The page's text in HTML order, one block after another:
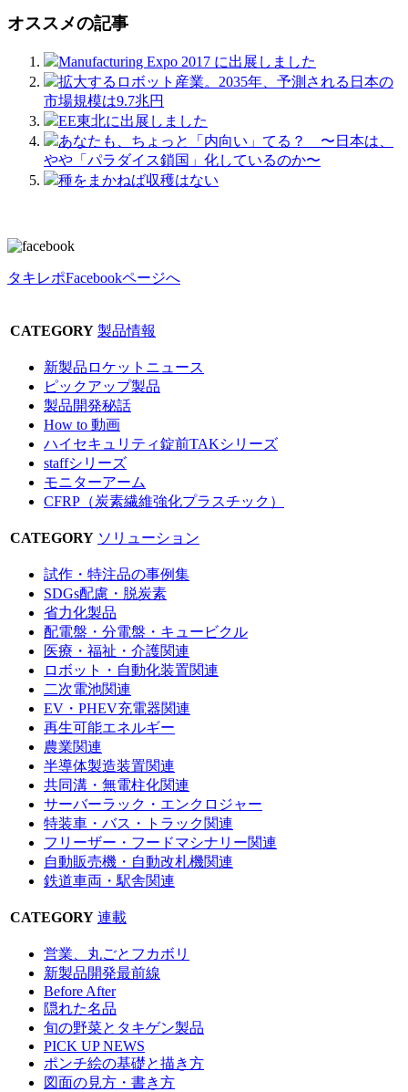
オススメの記事
Manufacturing Expo 2017 に出展しました
拡大するロボット産業。2035年、予測される日本の
市場規模は9.7兆円
EE東北に出展しました
あなたも、ちょっと「内向い」てる？ 〜日本は、
やや「パラダイス鎖国」化しているのか〜
種をまかねば収穫はない
タキレポFacebookページへ
CATEGORY 製品情報
新製品ロケットニュース
ピックアップ製品
製品開発秘話
How to 動画
ハイセキュリティ錠前TAKシリーズ
staffシリーズ
モニターアーム
CFRP（炭素繊維強化プラスチック）
CATEGORY ソリューション
試作・特注品の事例集
SDGs配慮・脱炭素
省力化製品
配電盤・分電盤・キュービクル
医療・福祉・介護関連
ロボット・自動化装置関連
二次電池関連
EV・PHEV充電器関連
再生可能エネルギー
農業関連
半導体製造装置関連
共同溝・無電柱化関連
サーバーラック・エンクロジャー
特装車・バス・トラック関連
フリーザー・フードマシナリー関連
自動販売機・自動改札機関連
鉄道車両・駅舎関連
CATEGORY 連載
営業、丸ごとフカボリ
新製品開発最前線
Before After
隠れた名品
旬の野菜とタキゲン製品
PICK UP NEWS
ポンチ絵の基礎と描き方
図面の見方・書き方